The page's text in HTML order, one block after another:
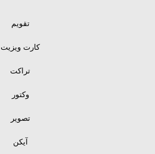
تقویم
کارت ویزیت
تراکت
وکتور
تصویر
آیکن